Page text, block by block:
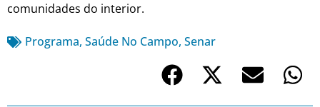
comunidades do interior.
Programa, Saúde No Campo, Senar